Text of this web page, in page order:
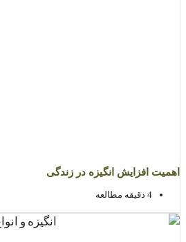
اهمیت افزایش انگیزه در زندگی
4 دقیقه مطالعه